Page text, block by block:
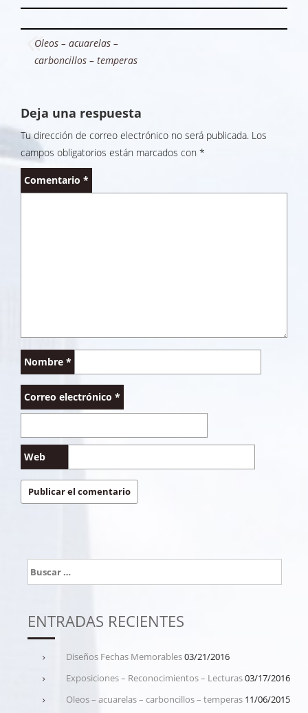
Navegación
de
Oleos – acuarelas –
carboncillos – temperas
Deja una respuesta
Tu dirección de correo electrónico no será publicada. Los
campos obligatorios están marcados con *
Comentario *
Nombre *
Correo electrónico *
Web
Buscar:
ENTRADAS RECIENTES
Diseños Fechas Memorables03/21/2016
Exposiciones – Reconocimientos – Lecturas03/17/2016
Oleos – acuarelas – carboncillos – temperas 11/06/2015